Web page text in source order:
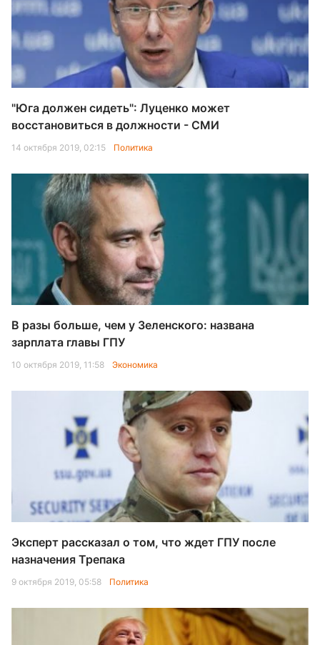
"Юга должен сидеть": Луценко может
восстановиться в должности - СМИ
14 октября 2019, 02:15 Политика
В разы больше, чем у Зеленского: названа
зарплата главы ГПУ
10 октября 2019, 11:58 Экономика
Эксперт рассказал о том, что ждет ГПУ после
назначения Трепака
9 октября 2019, 05:58 Политика